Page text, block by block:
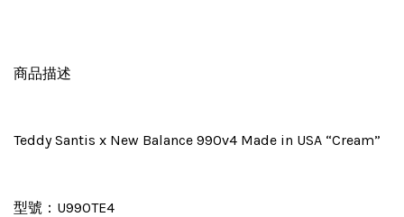
商品描述
Teddy Santis x New Balance 990v4 Made in USA “Cream”
型號：U990TE4